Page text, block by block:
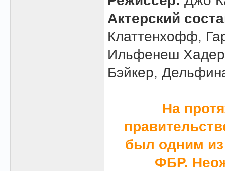
Актерский
Клаттенхофф,
Ильфенеш
Бэйкер,
На
был одним
ФБР.